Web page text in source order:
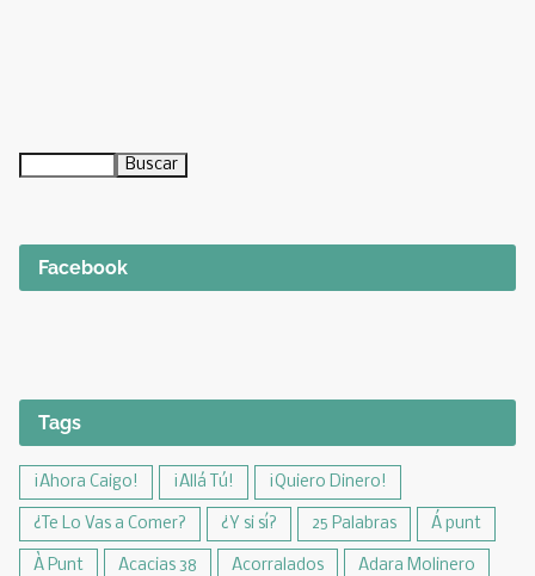
Facebook
Tags
¡Ahora Caigo! ¡Allá Tú! ¡Quiero Dinero!
¿Te Lo Vas a Comer? ¿Y si sí? 25 Palabras Á punt
À Punt Acacias 38 Acorralados Adara Molinero